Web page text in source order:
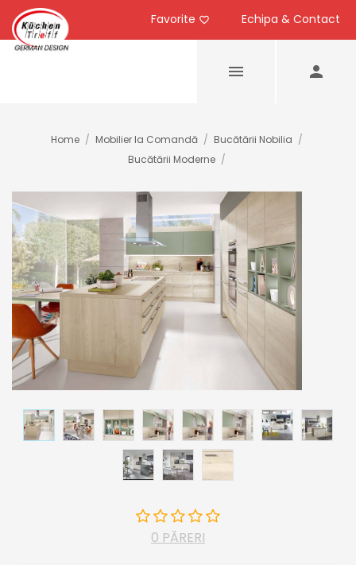
Echipa & Contact
Favorite
Home / Mobilier la Comandă / Bucătării Nobilia /
Bucătării Moderne /
0 PĂRERI